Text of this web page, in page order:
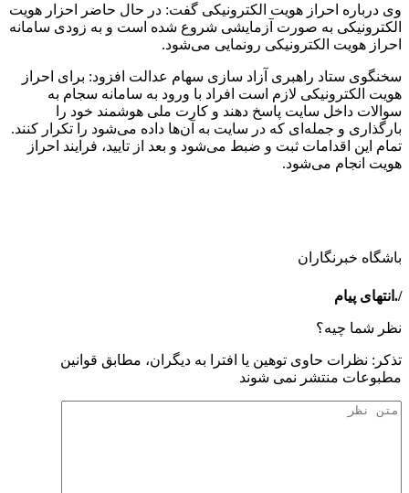
وی درباره احراز هویت الکترونیکی گفت: در حال حاضر احزار هویت
الکترونیکی به صورت آزمایشی شروع شده است و به زودی سامانه
احراز هویت الکترونیکی رونمایی می‌شود.
سخنگوی ستاد راهبری آزاد سازی سهام عدالت افزود: برای احراز
هویت الکترونیکی لازم است افراد با ورود به سامانه سجام به
سوالات داخل سایت پاسخ دهند و کارت ملی هوشمند خود را
بارگذاری و جمله‌ای که در سایت به آن‌ها داده می‌شود را تکرار کنند.
تمام این اقدامات ثبت و ضبط می‌شود و بعد از تایید، فرایند احراز
هویت انجام می‌شود.
باشگاه خبرنگاران
/.انتهای پیام
نظر شما چیه؟
تذكر: نظرات حاوی توهين يا افترا به ديگران، مطابق قوانين
مطبوعات منتشر نمی شوند